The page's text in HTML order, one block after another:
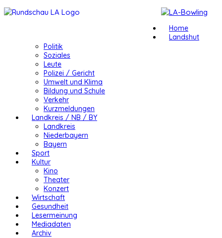
Home
Landshut
Politik
Soziales
Leute
Polizei / Gericht
Umwelt und Klima
Bildung und Schule
Verkehr
Kurzmeldungen
Landkreis / NB / BY
Landkreis
Niederbayern
Bayern
Sport
Kultur
Kino
Theater
Konzert
Wirtschaft
Gesundheit
Lesermeinung
Mediadaten
Archiv